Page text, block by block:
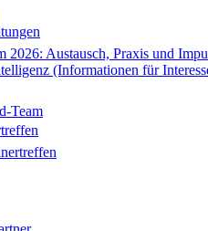
2026: Austausch, Praxis und
(Informationen für
Team